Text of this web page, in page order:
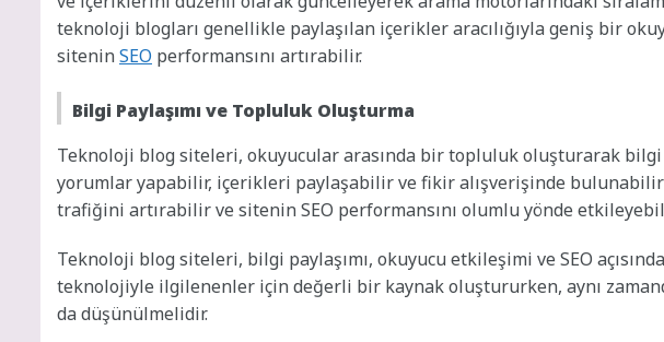
teknoloji blogları genellikle paylaşılan içerikler aracılığıyla geniş bir
siteninSEO performansını artırabilir.
Bilgi Paylaşımı ve Topluluk Oluşturma
Teknoloji blog siteleri, okuyucular arasında bir topluluk oluşturarak bilgi
yorumlar yapabilir, içerikleri paylaşabilir ve fikir alışverişinde
trafiğini artırabilir ve sitenin SEO performansını olumlu yönde
Teknoloji blog siteleri, bilgi paylaşımı, okuyucu etkileşimi ve SEO
teknolojiyle ilgilenenler için değerli bir kaynak oluştururken, aynı
da düşünülmelidir.